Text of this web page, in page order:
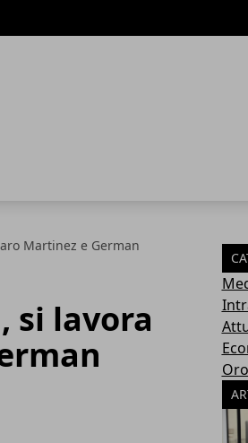
Martinez e German
si lavora